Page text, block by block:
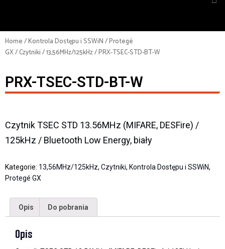
Home/Kontrola Dostępu i SSWiN/Protegé
GX/Czytniki/13,56MHz/125kHz/ PRX-TSEC-STD-BT-W
PRX-TSEC-STD-BT-W
Czytnik TSEC STD 13.56MHz (MIFARE, DESFire) /
125kHz / Bluetooth Low Energy, biały
Kategorie: 13,56MHz/125kHz, Czytniki, Kontrola Dostępu i SSWiN,
Protegé GX
Opis Do pobrania
Opis